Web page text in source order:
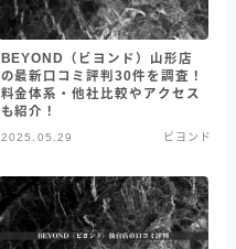
BEYOND（ビヨンド）山形店
の最新口コミ評判30件を調査！
料金体系・他社比較やアクセス
も紹介！
2025.05.29 ビヨンド